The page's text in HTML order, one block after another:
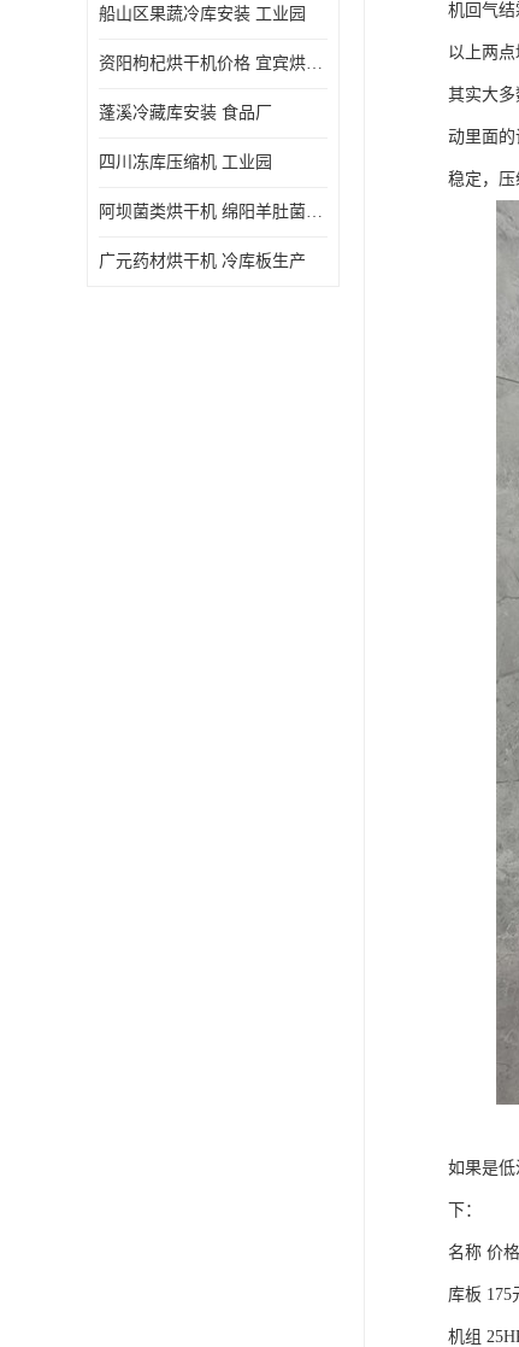
船山区果蔬冷库安装 工业园
资阳枸杞烘干机价格 宜宾烘房价格 冷库板生产
蓬溪冷藏库安装 食品厂
四川冻库压缩机 工业园
阿坝菌类烘干机 绵阳羊肚菌烘干机安装 安装造价
广元药材烘干机 冷库板生产
机回气结
以上两
其实大
动里面
稳定，
如果是低
下：
名称 价格
库板 175
机组